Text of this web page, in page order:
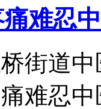
难忍中
街道
难忍